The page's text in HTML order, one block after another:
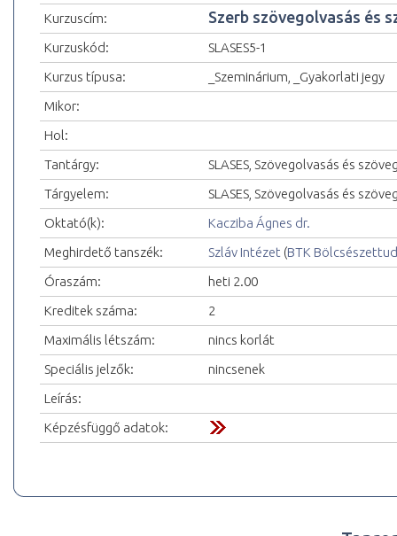
Kurzuscím:
Szerb szövegolvasás és
Kurzuskód:
SLASES5-1
Kurzus típusa:
_Szeminárium, _Gyakorlati jegy
Mikor:
Hol:
Tantárgy:
SLASES, Szövegolvasás és
Tárgyelem:
SLASES, Szövegolvasás és
Oktató(k):
Kacziba Ágnes dr.
Meghirdető tanszék:
Szláv Intézet (BTK
Óraszám:
heti 2.00
Kreditek száma:
2
Maximális létszám:
nincs korlát
Speciális jelzők:
nincsenek
Leírás:
Képzésfüggő adatok: